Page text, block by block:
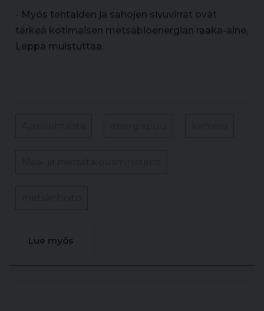
- Myös tehtaiden ja sahojen sivuvirrat ovat
tärkeä kotimaisen metsäbioenergian raaka-aine,
Leppä muistuttaa.
Lue myös